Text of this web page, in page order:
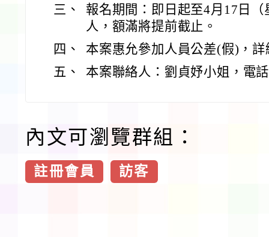
三、
報名期間：即日起至4月17日
人，額滿將提前截止。
四、
本案惠允參加人員公差(假)，
五、
本案聯絡人：劉貞妤小姐，電
內文可瀏覽群組：
註冊會員 訪客